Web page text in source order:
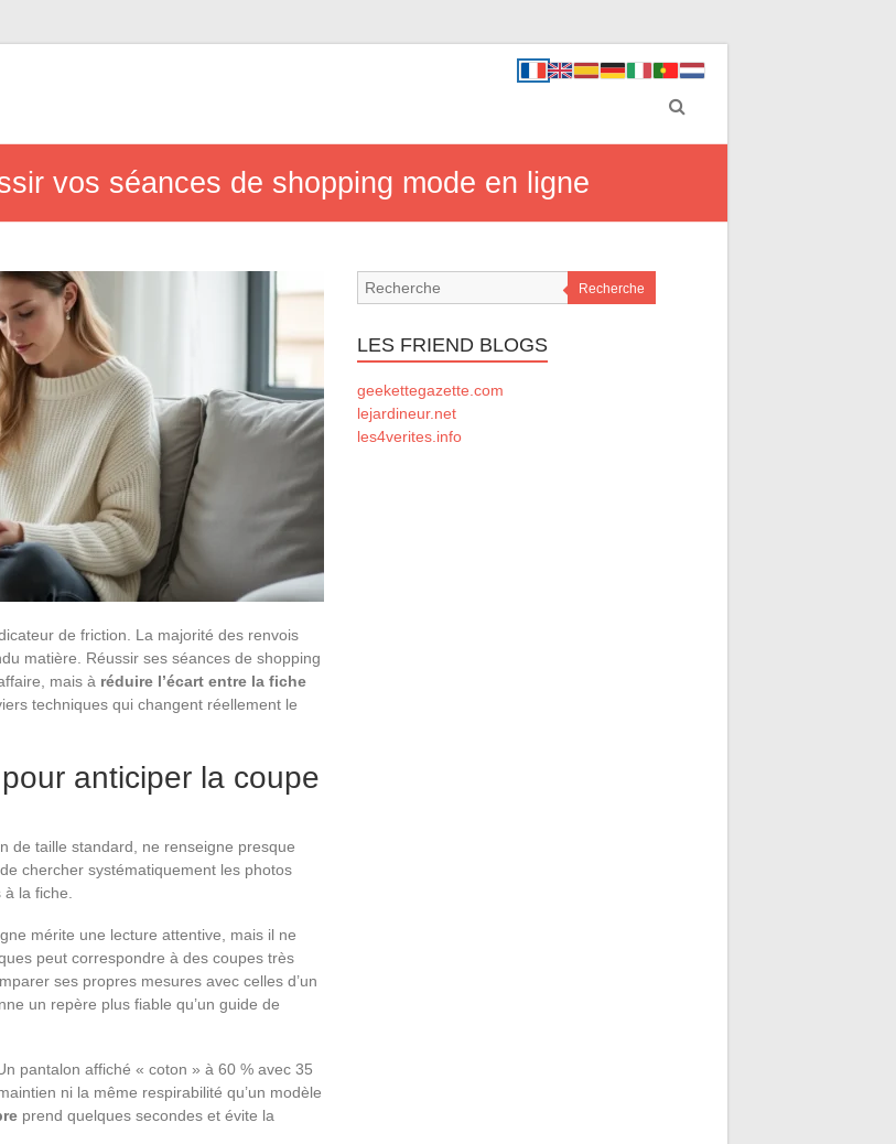
vos séances de shopping mode en ligne
de friction. La majorité des renvois
matière. Réussir ses séances de shopping
mais à réduire l’écart entre la fiche
techniques qui changent réellement le
anticiper la coupe
de taille standard, ne renseigne presque
chercher systématiquement les photos
la fiche.
mérite une lecture attentive, mais il ne
peut correspondre à des coupes très
ses propres mesures avec celles d’un
un repère plus fiable qu’un guide de
pantalon affiché « coton » à 60 % avec 35
ni la même respirabilité qu’un modèle
prend quelques secondes et évite la
Recherche
LES FRIEND BLOGS
geekettegazette.com
lejardineur.net
les4verites.info